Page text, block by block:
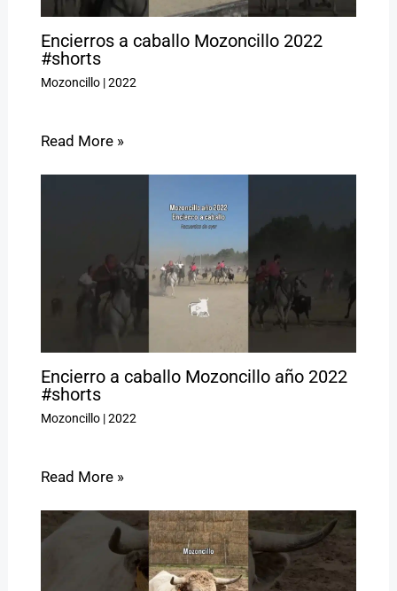
Encierros a caballo Mozoncillo 2022
#shorts
Mozoncillo|2022
Read More »
Encierro a caballo Mozoncillo año 2022
#shorts
Mozoncillo|2022
Read More »